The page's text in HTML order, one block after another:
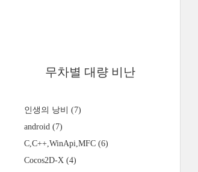
무차별 대량 비난
인생의 낭비 (7)
android (7)
C,C++,WinApi,MFC (6)
Cocos2D-X (4)